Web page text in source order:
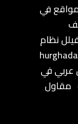
في
نظام
في
مقاول